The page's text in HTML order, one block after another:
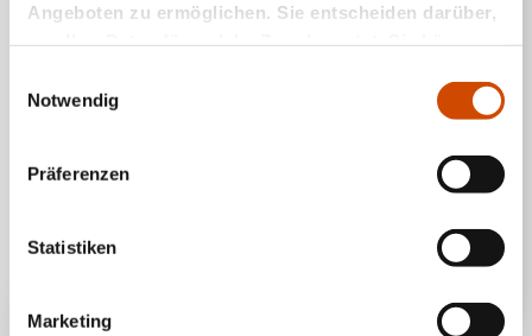
Angeboten zu ermöglichen. Sie entscheiden darüber,
oder durch Klicken auf das Privacy Trigger Symbol
Wenn Sie es erlauben, würden wir auch gerne:
erfassen, welche bis auf einige Meter genau sein
bestimmten Merkmalen (Fingerprinting)
Notwendig
Präferenzen
Statistiken
Marketing